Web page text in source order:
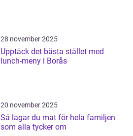
28 november 2025
Upptäck det bästa stället med
lunch-meny i Borås
20 november 2025
Så lagar du mat för hela familjen
som alla tycker om